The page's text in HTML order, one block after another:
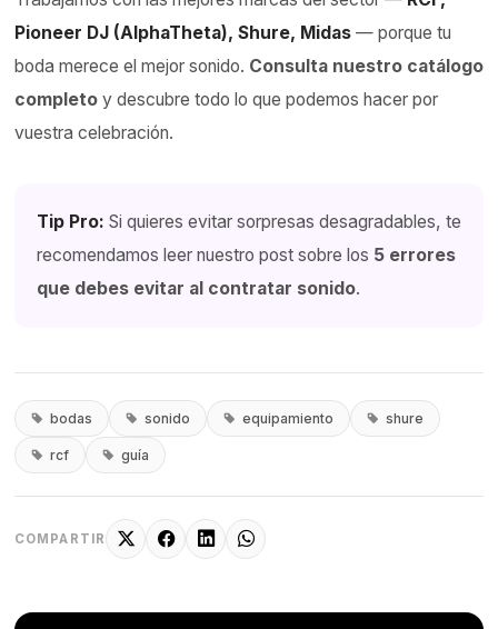
Pioneer DJ (AlphaTheta), Shure, Midas— porque tu
boda merece el mejor sonido. Consulta nuestro catálogo
completoy descubre todo lo que podemos hacer por
vuestra celebración.
Tip Pro: Si quieres evitar sorpresas desagradables, te
recomendamos leer nuestro post sobre los 5 errores
que debes evitar al contratar sonido.
bodas sonido equipamiento shure
rcf guía
COMPARTIR